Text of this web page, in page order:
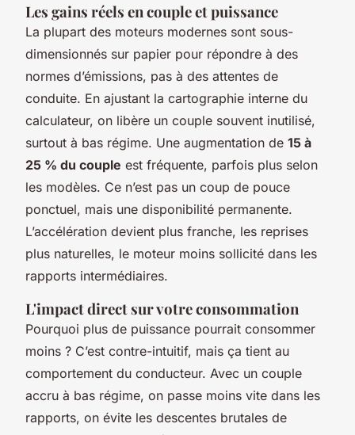
Les gains réels en couple et puissance
La plupart des moteurs modernes sont sous-
dimensionnés sur papier pour répondre à des
normes d’émissions, pas à des attentes de
conduite. En ajustant la cartographie interne du
calculateur, on libère un couple souvent inutilisé,
surtout à bas régime. Une augmentation de 15 à
25 % du couple est fréquente, parfois plus selon
les modèles. Ce n’est pas un coup de pouce
ponctuel, mais une disponibilité permanente.
L’accélération devient plus franche, les reprises
plus naturelles, le moteur moins sollicité dans les
rapports intermédiaires.
L'impact direct sur votre consommation
Pourquoi plus de puissance pourrait consommer
moins ? C’est contre-intuitif, mais ça tient au
comportement du conducteur. Avec un couple
accru à bas régime, on passe moins vite dans les
rapports, on évite les descentes brutales de